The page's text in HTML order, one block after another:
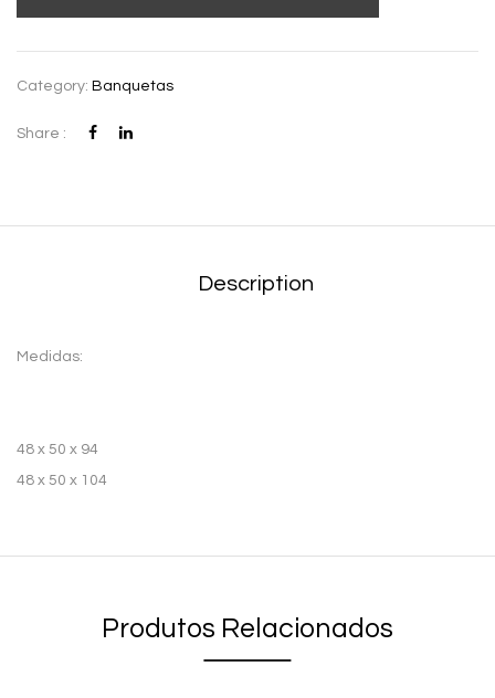
Category: Banquetas
Share :
Description
Medidas:
48 x 50 x 94
48 x 50 x 104
Produtos Relacionados